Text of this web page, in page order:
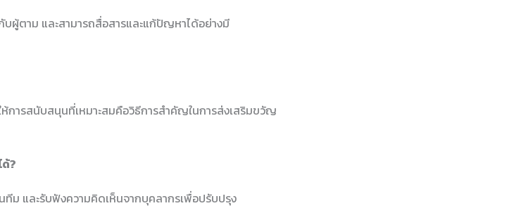
บผู้ตาม และสามารถสื่อสารและแก้ปัญหาได้อย่างมี
ห้การสนับสนุนที่เหมาะสมคือวิธีการสำคัญในการส่งเสริมขวัญ
?
ม และรับฟังความคิดเห็นจากบุคลากรเพื่อปรับปรุง